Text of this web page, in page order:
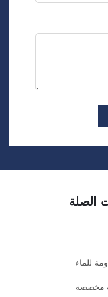
الصلة
للماء
مخصصة